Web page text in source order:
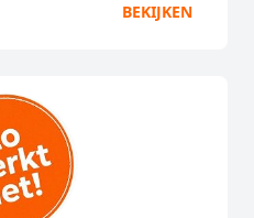
BEKIJKEN